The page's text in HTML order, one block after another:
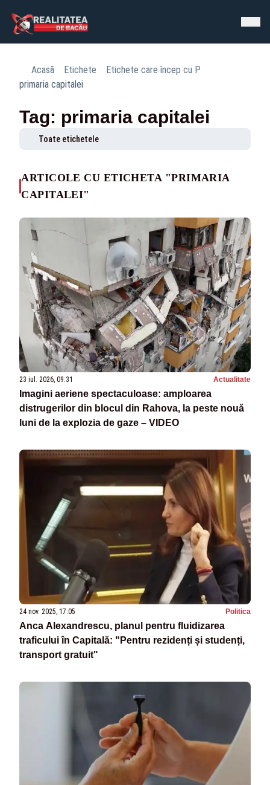
Acasă Etichete
Etichete care încep cu P
primaria capitalei
Tag: primaria capitalei
Toate etichetele
ARTICOLE CU ETICHETA "PRIMARIA
CAPITALEI"
23 iul. 2026, 09:31 Actualitate
Imagini aeriene spectaculoase: amploarea
distrugerilor din blocul din Rahova, la peste nouă
luni de la explozia de gaze – VIDEO
24 nov. 2025, 17:05 Politica
Anca Alexandrescu, planul pentru fluidizarea
traficului în Capitală: "Pentru rezidenți și studenți,
transport gratuit"